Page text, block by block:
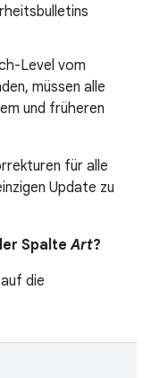
Level vom
müssen alle
und früheren
für alle
Update zu
SpalteArt?
die